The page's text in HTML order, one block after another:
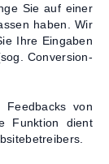
Sie auf einer
haben. Wir
Ihre Eingaben
Conversion-
von
Funktion dient